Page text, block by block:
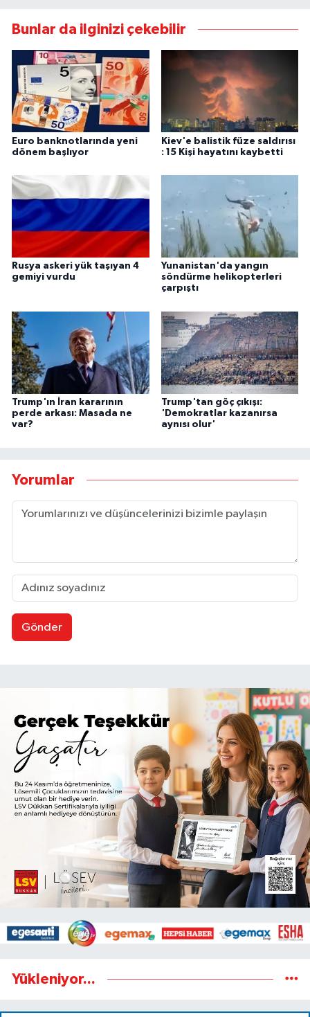
Bunlar da ilginizi çekebilir
Euro banknotlarında yeni
dönem başlıyor
Kiev'e balistik füze saldırısı
: 15 Kişi hayatını kaybetti
Rusya askeri yük taşıyan 4
gemiyi vurdu
Yunanistan'da yangın
söndürme helikopterleri
çarpıştı
Trump'ın İran kararının
perde arkası: Masada ne
var?
Trump'tan göç çıkışı:
'Demokratlar kazanırsa
aynısı olur'
Yorumlar
Gönder
Yükleniyor...